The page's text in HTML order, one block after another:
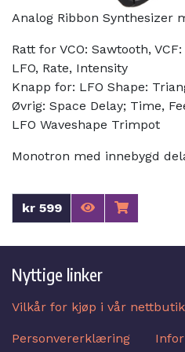
Analog Ribbon Synthesizer
Ratt for VCO: Sawtooth,
LFO, Rate, Intensity
Knapp for: LFO Shape:
Øvrig: Space Delay; Time,
LFO Waveshape Trimpot
Monotron med innebygd
kr 599
Nyttige linker
Vilkår for kjøp i vår
Personvererklæring